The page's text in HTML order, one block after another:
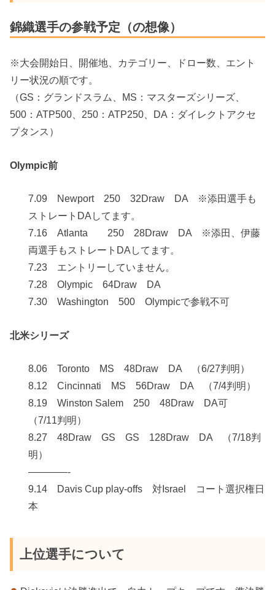
錦織選手の参戦予定（の想像）
※大会開始日、開催地、カテゴリー、ドロー数、エント
リー状況の順です。
（GS：グランドスラム、MS：マスターズシリーズ、
500：ATP500、250：ATP250、DA：ダイレクトアクセ
プタンス）
Olympic前
7.09 Newport 250 32Draw DA ※添田選手も
ストレートDAしてます。
7.16 Atlanta 250 28Draw DA ※添田、伊藤
両選手もストレートDAしてます。
7.23 エントリーしていません。
7.28 Olympic 64Draw DA
7.30 Washington 500 Olympicで参戦不可
北米シリーズ
8.06 Toronto MS 48Draw DA （6/27判明）
8.12 Cincinnati MS 56Draw DA （7/4判明）
8.19 Winston Salem 250 48Draw DA可
（7/11判明）
8.27 48Draw GS GS 128Draw DA （7/18判
明）
————-
9.14 Davis Cup play-offs 対Israel コート選択権日
本
上位選手について